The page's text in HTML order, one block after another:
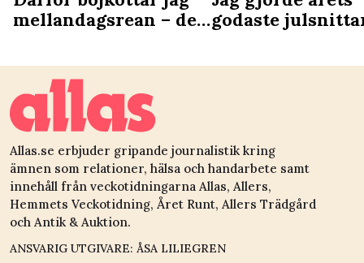
mellandagsrean – det godaste
knepet som
Allas.se erbjuder gripande journalistik kring
ämnen som relationer, hälsa och handarbete samt
innehåll från veckotidningarna Allas, Allers,
Hemmets Veckotidning, Året Runt, Allers Trädgård
och Antik & Auktion.
ANSVARIG UTGIVARE: ÅSA LILIEGREN